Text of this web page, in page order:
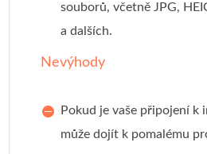
souborů, včetně JPG,
a dalších.
Nevýhody
Pokud je vaše připojení k
může dojít k pomalému